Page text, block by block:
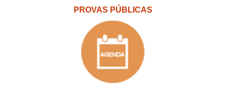
PROVAS PÚBLICAS